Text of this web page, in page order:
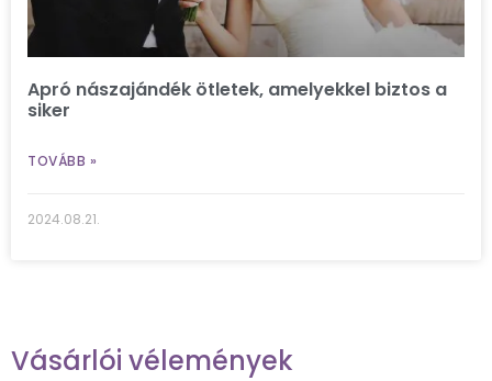
Apró nászajándék ötletek, amelyekkel biztos a
siker
TOVÁBB »
2024.08.21.
Vásárlói vélemények